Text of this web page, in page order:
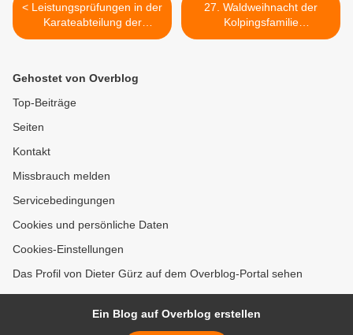
< Leistungsprüfungen in der
Karateabteilung der
Turngemeinde
27. Waldweihnacht der
Kolpingsfamilie
Veitshöchheim >
Gehostet von Overblog
Top-Beiträge
Seiten
Kontakt
Missbrauch melden
Servicebedingungen
Cookies und persönliche Daten
Cookies-Einstellungen
Das Profil von Dieter Gürz auf dem Overblog-Portal sehen
Ein Blog auf Overblog erstellen